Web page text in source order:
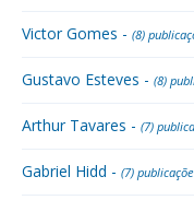
Victor Gomes - (8)
Gustavo Esteves - (8)
Arthur Tavares - (7)
Gabriel Hidd - (7)